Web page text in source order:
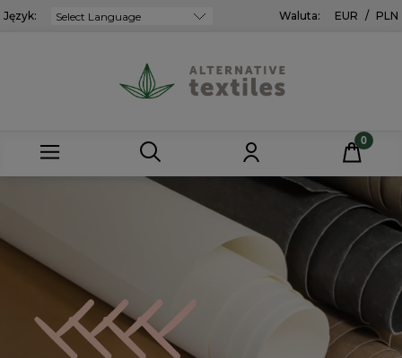
Język: Waluta: EUR / PLN